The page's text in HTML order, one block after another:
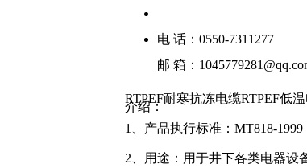
电 话：0550-7311277
邮 箱：
介绍：
RTPEF耐寒抗冻电缆RTPEF低
1、产品执行标准：MT818-1999
2、用途：用于井下各类电器设